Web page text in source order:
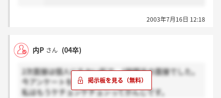
2003年7月16日 12:18
内P さん (04卒)
2次面接は個人にちかい形で、1時間半の面接でした。
今アンケートを提出しました。
私はもうケチョンケチョンってかんじです。